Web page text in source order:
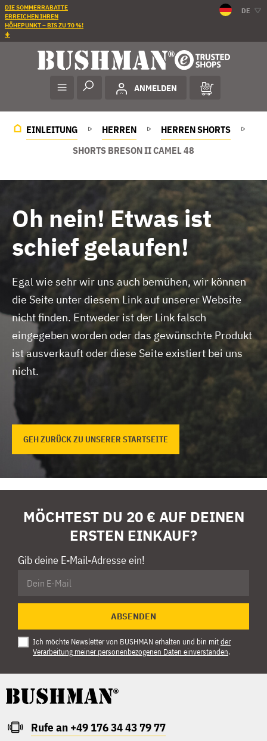
DIE SOMMERRABATTE
ERREICHEN IHREN
HÖHEPUNKT – BIS ZU 70 %!
☀️
DE
ANMELDEN
EINLEITUNG HERREN
HERREN SHORTS
SHORTS BRESON II CAMEL 48
Oh nein! Etwas ist
schief gelaufen!
Egal wie sehr wir uns auch bemühen, wir können
die Seite unter diesem Link auf unserer Website
nicht finden. Entweder ist der Link falsch
eingegeben worden oder das gewünschte Produkt
ist ausverkauft oder diese Seite existiert bei uns
nicht.
GEH ZURÜCK ZU UNSERER STARTSEITE
MÖCHTEST DU 20 € AUF DEINEN
ERSTEN EINKAUF?
Gib deine E-Mail-Adresse ein!
ABSENDEN
Ich möchte Newsletter von BUSHMAN erhalten und bin mitder
Verarbeitung meiner personenbezogenen Daten einverstanden.
Rufe an +49 176 34 43 79 77